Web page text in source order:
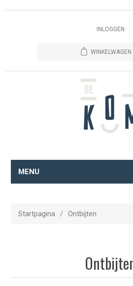
INLOGGEN
WINKELWAGEN
MENU
Startpagina / Ontbijten